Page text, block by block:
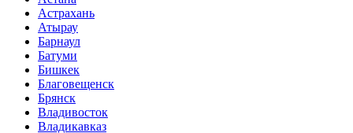
Астрахань
Атырау
Барнаул
Батуми
Бишкек
Благовещенск
Брянск
Владивосток
Владикавказ